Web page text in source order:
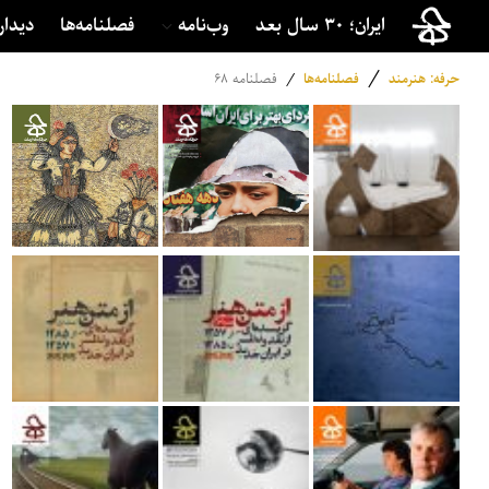
ایران؛ ۳۰ سال بعد وب‌نامه فصلنامه‌ها
حرفه: هنرمند / فصلنامه‌ها / فصلنامه ۶۸